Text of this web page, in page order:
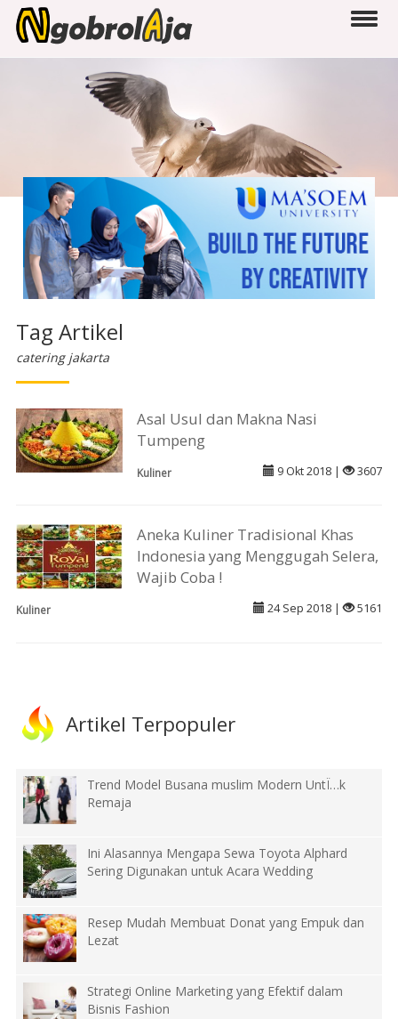
Tag Artikel
catering jakarta
Asal Usul dan Makna Nasi
Tumpeng
Kuliner 9 Okt 2018 | 3607
Aneka Kuliner Tradisional Khas
Indonesia yang Menggugah Selera,
Wajib Coba !
Kuliner 24 Sep 2018 | 5161
Artikel Terpopuler
Trend Model Busana muslim Modern UntÏ…k
Remaja
Ini Alasannya Mengapa Sewa Toyota Alphard
Sering Digunakan untuk Acara Wedding
Resep Mudah Membuat Donat yang Empuk dan
Lezat
Strategi Online Marketing yang Efektif dalam
Bisnis Fashion